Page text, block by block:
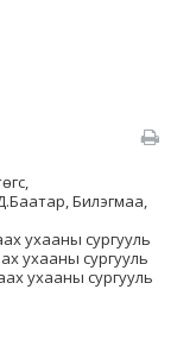
Билэгмаа,
ухааны сургууль
ухааны сургууль
ухааны сургууль